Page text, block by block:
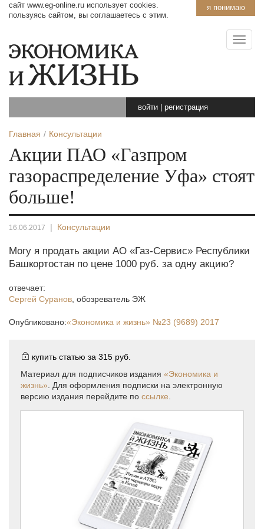
я понимаю
сайт www.eg-online.ru использует cookies.
пользуясь сайтом, вы соглашаетесь с этим.
войти регистрация
Главная Консультации
Акции ПАО «Газпром
газораспределение Уфа» стоят
больше!
16.06.2017 | Консультации
Могу я продать акции АО «Газ-Сервис» Республики
Башкортостан по цене 1000 руб. за одну акцию?
отвечает:
Сергей Суранов обозреватель ЭЖ
Опубликовано:«Экономика и жизнь» №23 (9689) 2017
купить статью за 315 руб.
Материал для подписчиков издания «Экономика и
жизнь» . Для оформления подписки на электронную
версию издания перейдите по ссылке